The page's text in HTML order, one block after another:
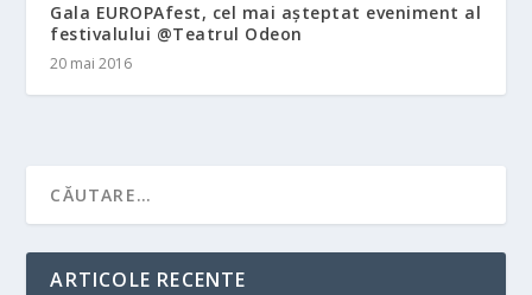
Gala EUROPAfest, cel mai așteptat eveniment al
festivalului @Teatrul Odeon
20 mai 2016
ARTICOLE RECENTE